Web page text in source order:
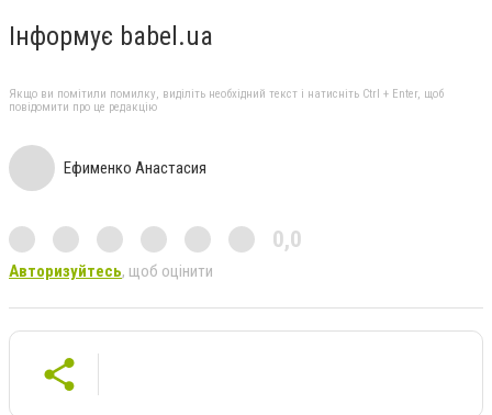
Інформує babel.ua
Якщо ви помітили помилку, виділіть необхідний текст і натисніть Ctrl + Enter, щоб
повідомити про це редакцію
Ефименко Анастасия
0,0
Авторизуйтесь, щоб оцінити